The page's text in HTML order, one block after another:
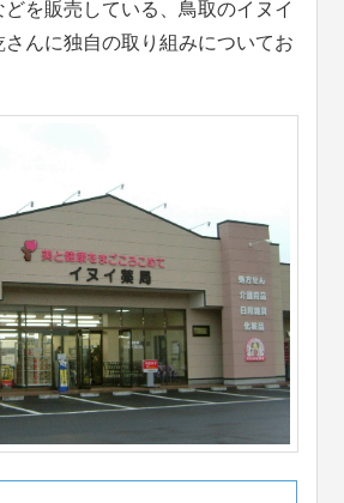
を販売している、鳥取のイヌイ
んに独自の取り組みについてお